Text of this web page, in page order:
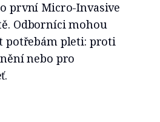
první Micro-Invasive
Odborníci mohou
potřebám pleti: proti
nebo pro